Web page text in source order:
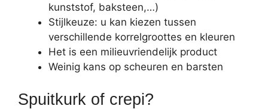
kunststof, baksteen,…)
Stijlkeuze: u kan kiezen tussen
verschillende korrelgroottes en kleuren
Het is een milieuvriendelijk product
Weinig kans op scheuren en barsten
Spuitkurk of crepi?